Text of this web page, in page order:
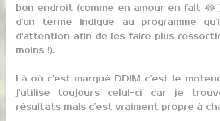
bon endroit (comme en amour en fait
d'un terme indique au programme
d'attention afin de les faire plus
moins !).
Là où c'est marqué DDIM c'est le
j'utilise toujours celui-ci car je
résultats mais c'est vraiment propre à